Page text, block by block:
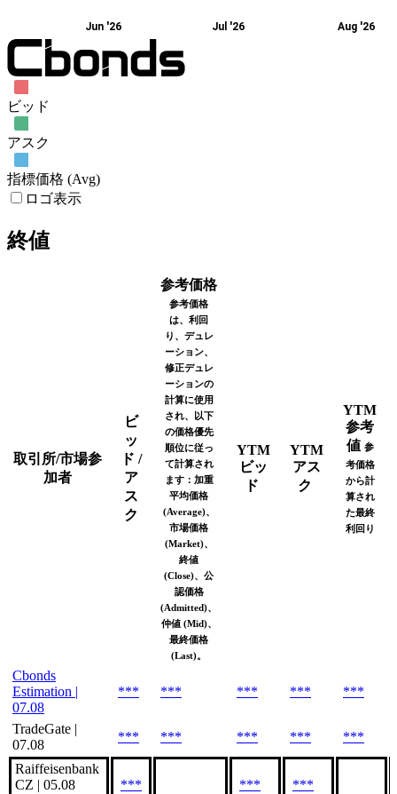
Jun '26 Jul '26 Aug '26
ビッド
アスク
指標価格 (Avg)
ロゴ表示
終値
取引所/市場参
加者
ビ
ッ
ド /
ア
ス
ク
参考価格
参考価格
は、利回
り、デュレ
ーション、
修正デュレ
ーションの
計算に使用
され、以下
の価格優先
順位に従っ
て計算され
ます：加重
平均価格
(Average)、
市場価格
(Market)、
終値
(Close)、公
認価格
(Admitted)、
仲値 (Mid)、
最終価格
(Last)。
YTM
ビッ
ド
YTM
アス
ク
YTM
参考
値 参
考価格
から計
算され
た最終
利回り
Cbonds
Estimation |
07.08
*** *** *** *** ***
TradeGate |
07.08
*** *** *** *** ***
Raiffeisenbank
CZ | 05.08
*** *** ***